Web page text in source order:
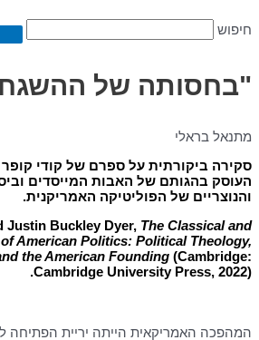
חיפוש
"בחסותה של
מתנאל בראלי
סקירה ביקורתית על ספרם של קודי קופר
העוסק בהגותם של האבות המייסדים ו
והנוצריים של הפוליטיקה האמריקנית.
Justin Buckley Dyer, The Classical and
American Politics: Political Theology,
the American Founding (Cambridge:
Cambridge University Press, 2022).
המהפכה האמריקאית הייתה יריית הפתיחה